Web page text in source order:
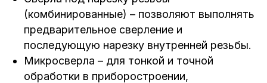
(комбинированные) – позволяют выполнять
предварительное сверление и
последующую нарезку внутренней резьбы.
Микросверла – для тонкой и точной
обработки в приборостроении,